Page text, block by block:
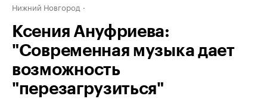
Нижний Новгород
Ксения Ануфриева:
"Современная музыка дает
возможность
"перезагрузиться"